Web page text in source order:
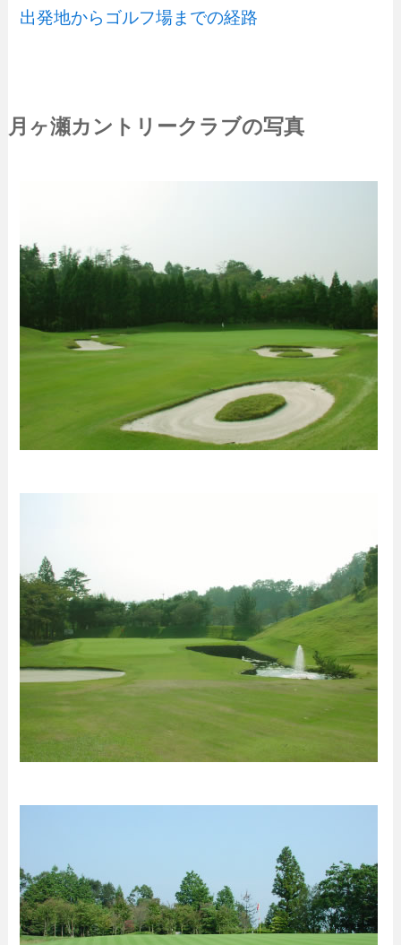
出発地からゴルフ場までの経路
月ヶ瀬カントリークラブの写真